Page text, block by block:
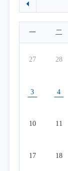
一 二
27 28
3 4
10 11
17 18